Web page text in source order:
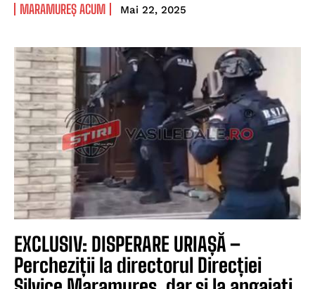
MARAMUREȘ ACUM Mai 22, 2025
EXCLUSIV: DISPERARE URIAȘĂ –
Percheziții la directorul Direcției